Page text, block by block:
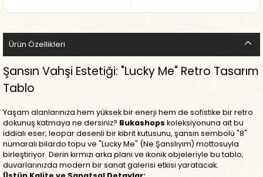
Ürün Özellikleri
Şansın Vahşi Estetiği: "Lucky Me" Retro Tasarım
Tablo
Yaşam alanlarınıza hem yüksek bir enerji hem de sofistike bir retro
dokunuş katmaya ne dersiniz? Bukashops koleksiyonuna ait bu
iddialı eser; leopar desenli bir kibrit kutusunu, şansın sembolü "8"
numaralı bilardo topu ve "Lucky Me" (Ne Şanslıyım) mottosuyla
birleştiriyor. Derin kırmızı arka planı ve ikonik objeleriyle bu tablo,
duvarlarınızda modern bir sanat galerisi etkisi yaratacak.